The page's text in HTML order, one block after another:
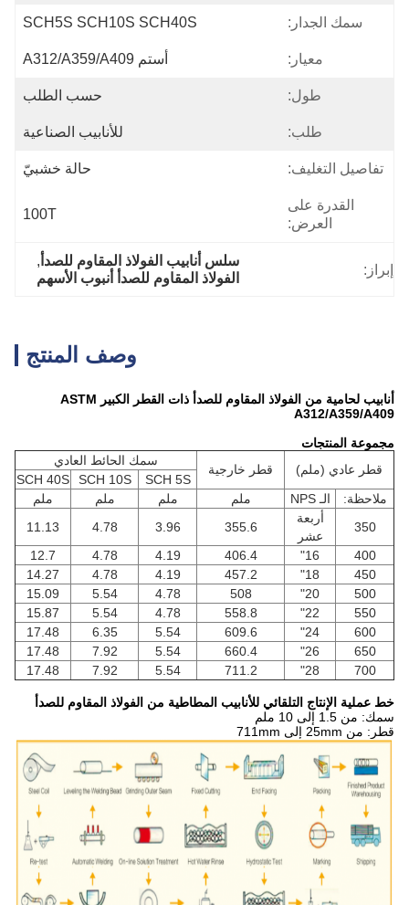
سمك الجدار: SCH5S SCH10S SCH40S
معيار: أستم A312/A359/A409
طول: حسب الطلب
طلب: للأنابيب الصناعية
تفاصيل التغليف: حالة خشبيّ
القدرة على
العرض:
100T
إبراز:
سلس أنابيب الفولاذ المقاوم للصدأ,
الفولاذ المقاوم للصدأ أنبوب الأسهم
وصف المنتج
أنابيب لحامية من الفولاذ المقاوم للصدأ ذات القطر الكبير ASTM
A312/A359/A409
مجموعة المنتجات
قطر عادي (ملم)
قطر خارجية
سمك الحائط العادي
SCH 5S
SCH 10S
SCH 40S
ملاحظة:
الـ NPS ملم ملم ملم
ملم
350
أربعة
عشر
355.6
3.96
4.78
11.13
400
16"
406.4
4.19
4.78
12.7
450
18"
457.2
4.19
4.78
14.27
500
20"
508
4.78
5.54
15.09
550
22"
558.8
4.78
5.54
15.87
600
24"
609.6
5.54
6.35
17.48
650
26"
660.4
5.54
7.92
17.48
700
28"
711.2
5.54
7.92
17.48
خط عملية الإنتاج التلقائي للأنابيب المطاطية من الفولاذ المقاوم للصدأ
سمك: من 1.5 إلى 10 ملم
قطر: من 25mm إلى 711mm